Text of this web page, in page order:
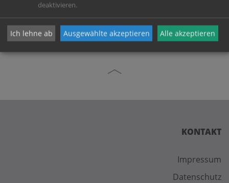
KONTAKT
Impressum
Datenschutz
deaktivieren.
Ich lehne ab Ausgewählte akzeptieren Alle akzeptieren